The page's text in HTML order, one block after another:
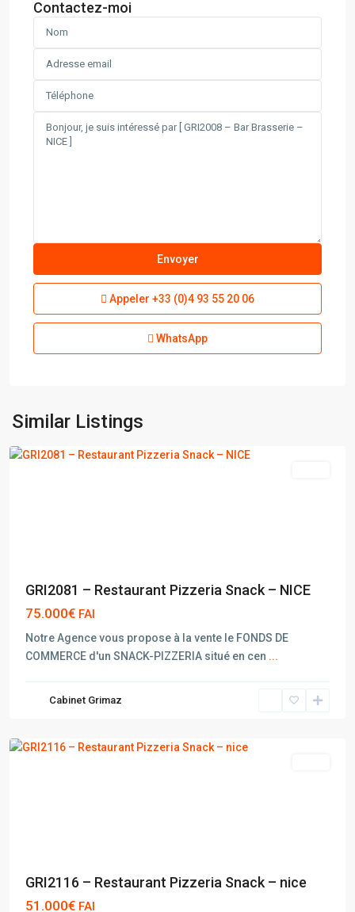
Contactez-moi
Appeler +33 (0)4 93 55 20 06
WhatsApp
Similar Listings
NICE
GRI2081 – Restaurant Pizzeria Snack – NICE
75.000€ FAI
Notre Agence vous propose à la vente le FONDS DE
COMMERCE d'un SNACK-PIZZERIA situé en cen ...
Cabinet Grimaz
GRI2116 – Restaurant Pizzeria Snack – nice
51.000€ FAI